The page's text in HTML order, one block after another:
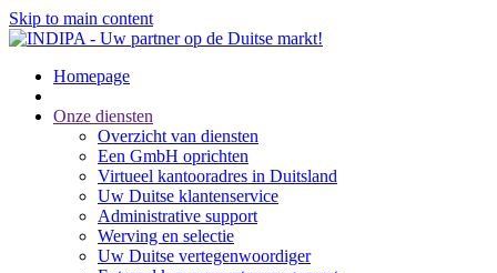
Skip to main content
Homepage
Onze diensten
Overzicht van diensten
Een GmbH oprichten
Virtueel kantooradres in Duitsland
Uw Duitse klantenservice
Administrative support
Werving en selectie
Uw Duitse vertegenwoordiger